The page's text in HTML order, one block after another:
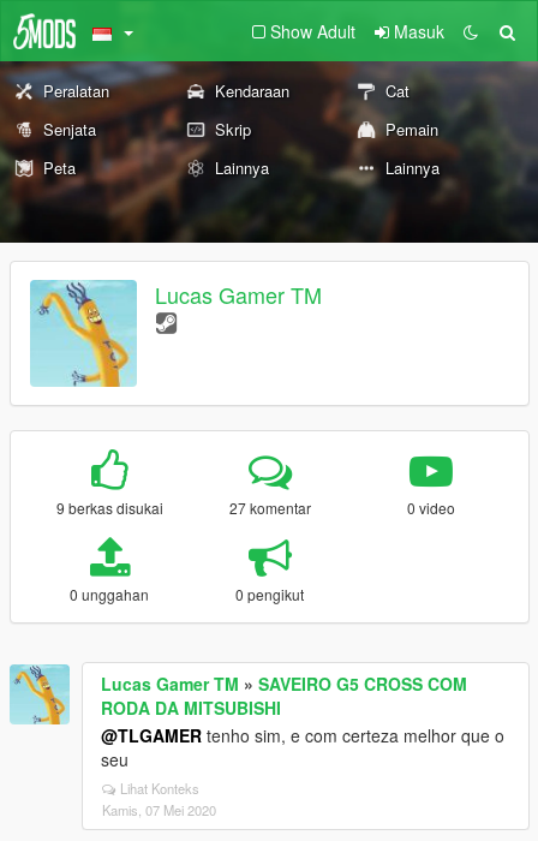
Show Adult Masuk
Peralatan Kendaraan
Cat
Senjata
Skrip
Pemain
Peta
Lainnya Lainnya
Lucas Gamer TM
9 berkas disukai 27 komentar 0 video
0 unggahan 0 pengikut
Lucas Gamer TM » SAVEIRO G5 CROSS COM
RODA DA MITSUBISHI
@TLGAMER tenho sim, e com certeza melhor que o
seu
Lihat Konteks
Kamis, 07 Mei 2020